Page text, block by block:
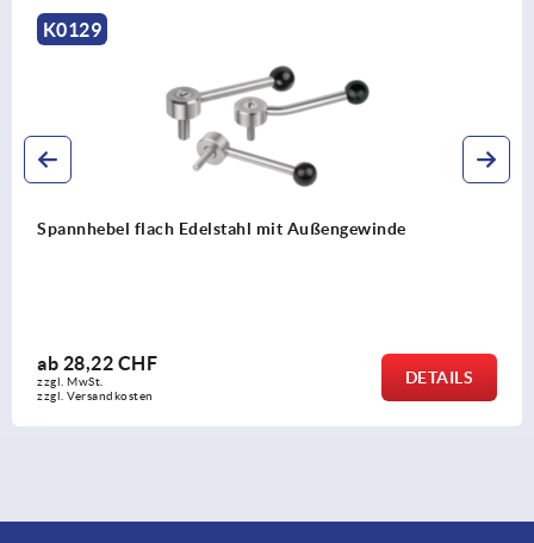
K0114
Spannhebel flach mit Außengewinde
ab16,31 CHF
zzgl. MwSt.
zzgl. Versandkosten
DETAILS